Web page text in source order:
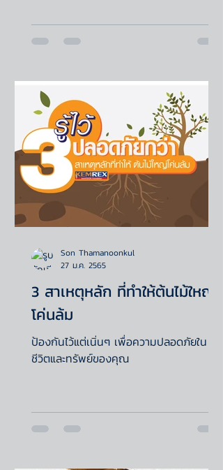
3 สาเหตุหลัก ที่ทำให้ต้นไม้ใหญ่
โค่นล้ม
ป้องกันไว้แต่เนิ่นๆ เพื่อความปลอดภัยใน
ชีวิตและทรัพย์ของคุณ
Son Thamanoonkul
27 ม.ค. 2565